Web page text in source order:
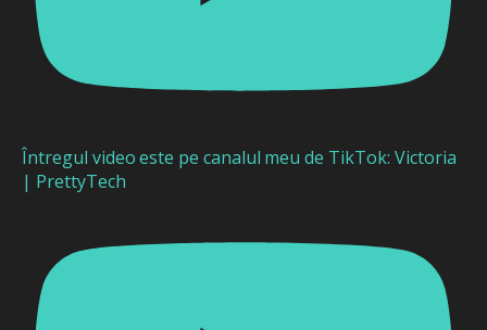
Întregul video este pe canalul meu de TikTok: Victoria
| PrettyTech